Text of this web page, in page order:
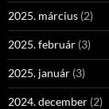
2025. március (2)
2025. február (3)
2025. január (3)
2024. december (2)